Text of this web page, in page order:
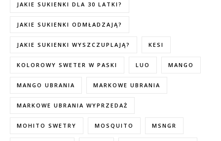
JAKIE SUKIENKI DLA 30 LATKI?
JAKIE SUKIENKI ODMŁADZAJĄ?
JAKIE SUKIENKI WYSZCZUPLAJĄ? KESI
KOLOROWY SWETER W PASKI LUO MANGO
MANGO UBRANIA MARKOWE UBRANIA
MARKOWE UBRANIA WYPRZEDAŻ
MOHITO SWETRY MOSQUITO MSNGR